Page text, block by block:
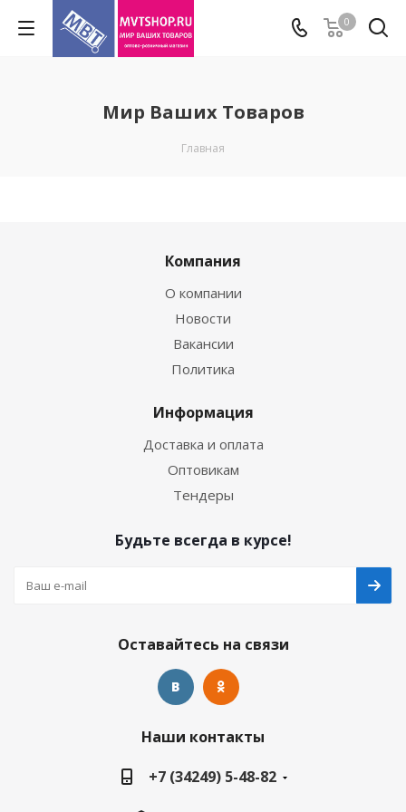
0
Мир Ваших Товаров
Главная
Компания
О компании
Новости
Вакансии
Политика
Информация
Доставка и оплата
Оптовикам
Тендеры
Будьте всегда в курсе!
Оставайтесь на связи
Наши контакты
+7 (34249) 5-48-82